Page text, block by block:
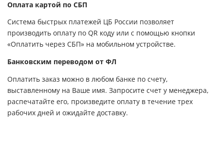
Оплата картой по СБП
Система быстрых платежей ЦБ России позволяет
производить оплату по QR коду или с помощью кнопки
«Оплатить через СБП» на мобильном устройстве.
Банковским переводом от ФЛ
Оплатить заказ можно в любом банке по счету,
выставленному на Ваше имя. Запросите счет у менеджера,
распечатайте его, произведите оплату в течение трех
рабочих дней и ожидайте доставку.